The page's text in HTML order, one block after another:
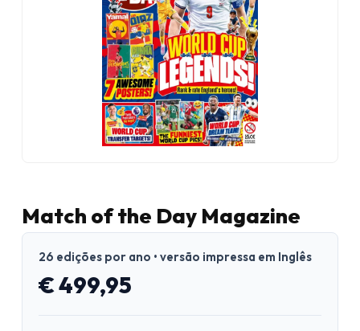
Match of the Day Magazine
26 edições por ano • versão impressa em Inglês
€ 499,95